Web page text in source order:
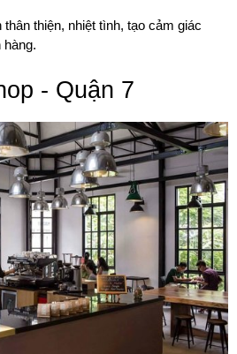
thân thiện, nhiệt tình, tạo cảm giác
hàng.
- Quận 7